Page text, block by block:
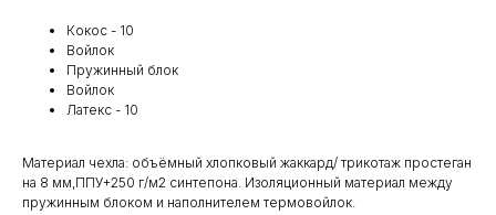
Кокос - 10
Войлок
Пружинный блок
Войлок
Латекс - 10
Материал чехла: объёмный хлопковый жаккард/ трикотаж простеган
на 8 мм,ППУ+250 г/м2 синтепона. Изоляционный материал между
пружинным блоком и наполнителем термовойлок.